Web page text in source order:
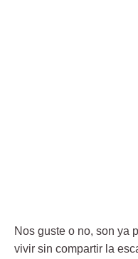
Nos guste o no, son ya
vivir sin compartir la